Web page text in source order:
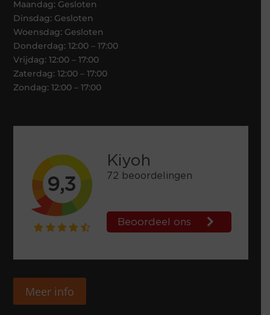
Maandag: Gesloten
Dinsdag: Gesloten
Woensdag: Gesloten
Donderdag: 12:00 – 17:00
Vrijdag: 12:00 – 17:00
Zaterdag: 12:00 – 17:00
Zondag: 12:00 – 17:00
Meer info